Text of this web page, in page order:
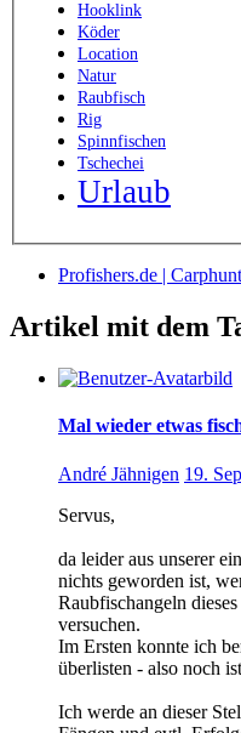
Hooklink
Köder
Location
Natur
Raubfisch
Rig
Spinnfischen
Tschechei
Urlaub
Profishers.de |
Artikel mit dem
Mal wieder etwas
André Jähnigen 19.
Servus,
da leider aus unserer
nichts geworden ist,
Raubfischangeln
versuchen.
Im Ersten konnte ich
überlisten - also noch
Ich werde an dieser